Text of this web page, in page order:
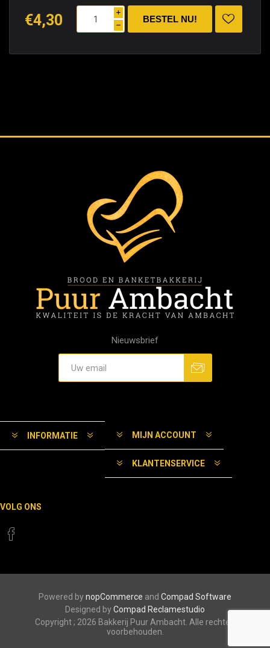
€4,30 i
h
Nieuwsbrief
INFORMATIE MIJN ACCOUNT
KLANTENSERVICE
VOLG ONS
Powered bynopCommerce and Compad Software
Designed byCompad Reclamestudio
Copyright ; 2026 Bakkerij Puur Ambacht. Alle rechten
voorbehouden.